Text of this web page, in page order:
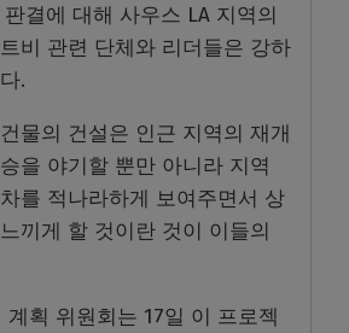
결에 대해 사우스 LA 지역의
비 관련 단체와 리더들은 강하
.
물의 건설은 인근 지역의 재개
을 야기할 뿐만 아니라 지역
를 적나라하게 보여주면서 상
끼게 할 것이란 것이 이들의
계획 위원회는 17일 이 프로젝